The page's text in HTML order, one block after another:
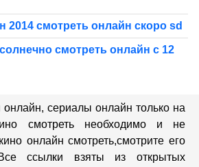
2014 смотреть онлайн скоро sd
смотреть онлайн с 12
сериалы онлайн только на
смотреть необходимо и не
онлайн смотреть,cмотрите его
ссылки взяты из открытых